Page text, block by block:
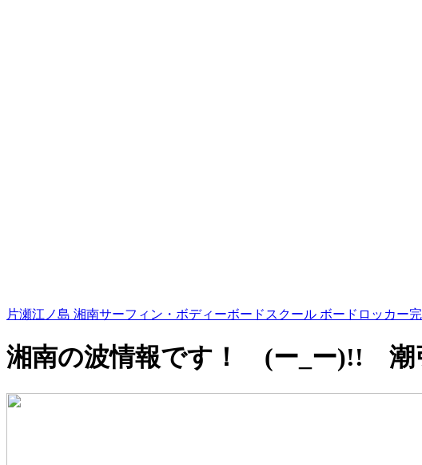
片瀬江ノ島 湘南サーフィン・ボディーボードスクール ボードロッカー完
湘南の波情報です！ (ー_ー)!! 潮